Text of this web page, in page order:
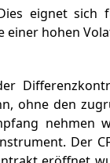
eignet sich
einer hohen
ohne den
nehmen
Der